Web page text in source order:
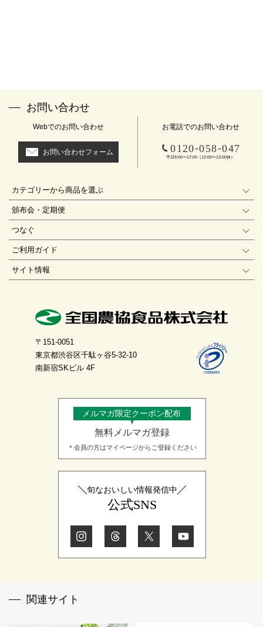
お問い合わせ
Webでのお問い合わせ
お問い合わせフォーム
お電話でのお問い合わせ
0120-058-047
平日9:00〜17:00（12:00〜13:00休）
カテゴリーから商品を選ぶ
頒布会・定期便
つなぐ
ご利用ガイド
サイト情報
〒151-0051
東京都渋谷区千駄ヶ谷5-32-10
南新宿SKビル 4F
メルマガ限定クーポン配布
無料メルマガ登録
＊会員の方はマイページからご登録ください
旬なおいしい情報発信中
公式SNS
関連サイト